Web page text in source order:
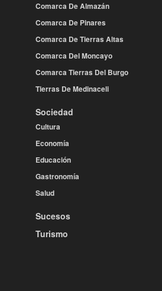
Comarca De Almazán
Comarca De Pinares
Comarca De Tierras Altas
Comarca Del Moncayo
Comarca Tierras Del Burgo
Tierras De Medinaceli
Sociedad
Cultura
Economía
Educación
Gastronomía
Salud
Sucesos
Turismo